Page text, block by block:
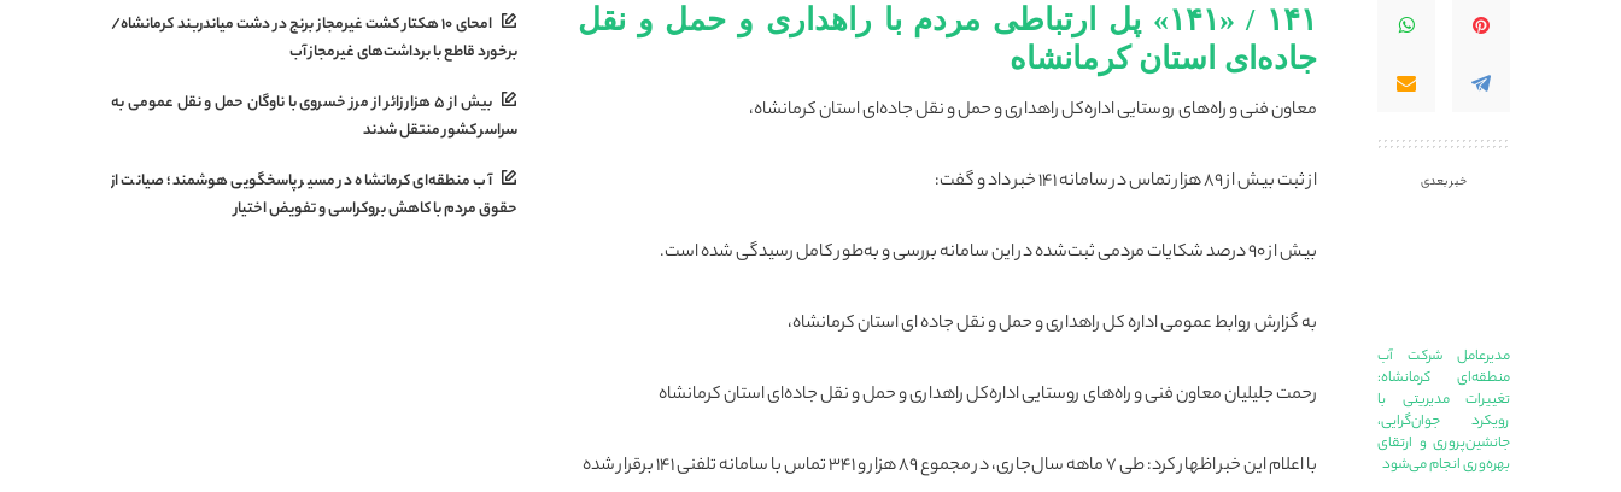
خبر بعدی
مدیرعامل شرکت آب
منطقه‌ای کرمانشاه:
تغییرات مدیریتی با
رویکرد جوان‌گرایی،
جانشین‌پروری و ارتقای
بهره‌وری انجام می‌شود
۱۴۱ / «۱۴۱» پل ارتباطی مردم با راهداری و حمل و نقل
جاده‌ای استان کرمانشاه
معاون فنی و راه‌های روستایی اداره‌کل راهداری و حمل‌ و نقل جاده‌ای استان کرمانشاه،
از ثبت بیش از ۸۹ هزار تماس در سامانه ۱۴۱ خبر داد و گفت:
بیش از ۹۰ درصد شکایات مردمی ثبت‌شده در این سامانه بررسی و به‌طور کامل رسیدگی شده است.
به گزارش روابط عمومی اداره کل راهداری و حمل و نقل جاده ای استان کرمانشاه،
رحمت جلیلیان معاون فنی و راه‌های روستایی اداره‌کل راهداری و حمل‌ و نقل جاده‌ای استان کرمانشاه
با اعلام این خبر اظهار کرد: طی ۷ ماهه سال‌جاری، در مجموع ۸۹ هزار و ۳۴۱ تماس با سامانه تلفنی ۱۴۱ برقرار شده
امحای ۱۰ هکتار کشت غیرمجاز برنج در دشت میاندربند کرمانشاه/
برخورد قاطع با برداشت‌های غیرمجاز آب
بیش از ۵ هزار زائر از مرز خسروی با ناوگان حمل‌ و نقل عمومی به
سراسر کشور منتقل شدند
آب منطقه‌ای کرمانشاه در مسیر پاسخگویی هوشمند؛ صیانت از
حقوق مردم با کاهش بروکراسی و تفویض اختیار